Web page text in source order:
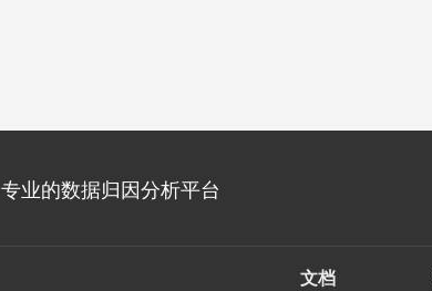
专业的数据归因分析平台
文档